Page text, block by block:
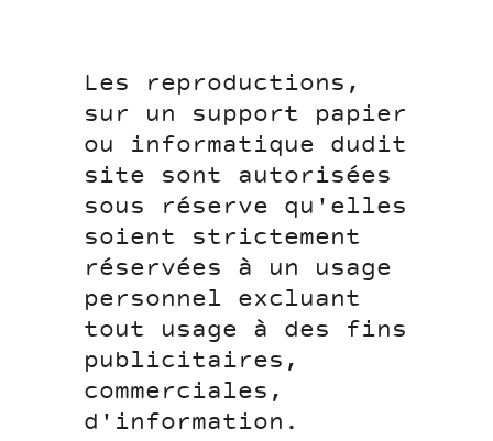
Les reproductions,
sur un support papier
ou informatique dudit
site sont autorisées
sous réserve qu'elles
soient strictement
réservées à un usage
personnel excluant
tout usage à des fins
publicitaires,
commerciales,
d'information.